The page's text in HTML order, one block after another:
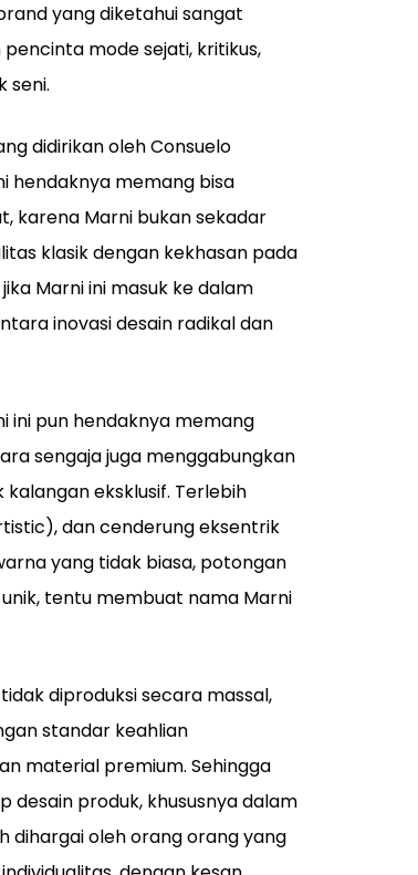
yang diketahui sangat
mode sejati, kritikus,
seni.
didirikan oleh Consuelo
hendaknya memang bisa
karena Marni bukan sekadar
klasik dengan kekhasan pada
Marni ini masuk ke dalam
inovasi desain radikal dan
ini pun hendaknya memang
sengaja juga menggabungkan
eksklusif. Terlebih
dan cenderung eksentrik
yang tidak biasa, potongan
tentu membuat nama Marni
diproduksi secara massal,
standar keahlian
material premium. Sehingga
desain produk, khususnya dalam
dihargai oleh orang orang yang